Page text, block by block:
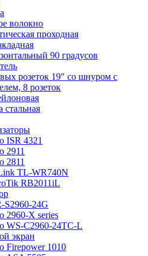
волокно
проходная
90 градусов
розеток 19″ со шнуром с
8 розеток
стальная
ISR 4321
2911
2811
TL-WR740N
RB2011iL
S2960-24G
2960-X series
WS-C2960-24TC-L
экран
Firepower 1010